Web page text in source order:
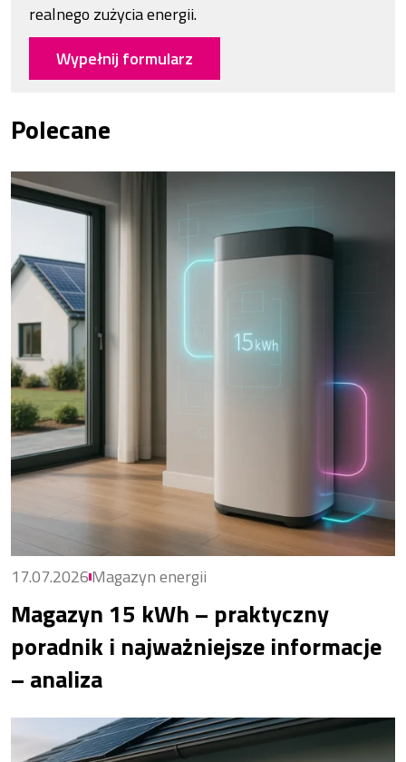
realnego zużycia energii.
Wypełnij formularz
Polecane
17.07.2026Magazyn energii
Magazyn 15 kWh – praktyczny
poradnik i najważniejsze informacje
– analiza